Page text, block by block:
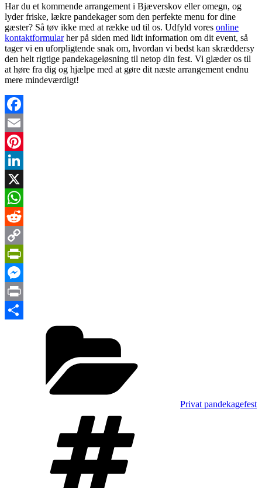
Har du et kommende arrangement i Bjæverskov eller omegn, og
lyder friske, lækre pandekager som den perfekte menu for dine
gæster? Så tøv ikke med at række ud til os. Udfyld vores online
kontaktformularher på siden med lidt information om dit event, så
tager vi en uforpligtende snak om, hvordan vi bedst kan skræddersy
den helt rigtige pandekageløsning til netop din fest. Vi glæder os til
at høre fra dig og hjælpe med at gøre dit næste arrangement endnu
mere mindeværdigt!
Facebook
Email
Pinterest
LinkedIn
X
WhatsApp
Reddit
Copy
Link
PrintFriendly
Messenger
Print
Privat pandekagefest